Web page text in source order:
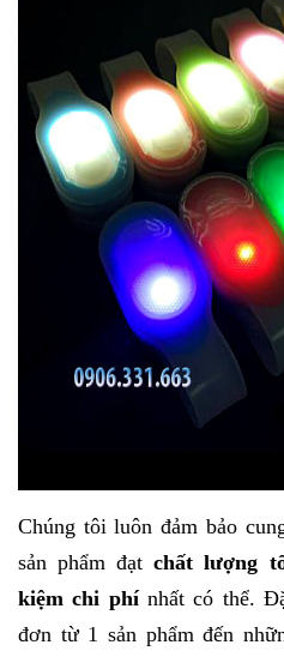
Chúng tôi luôn đảm bảo
sản phẩm đạtchất lượng
kiệm chi phínhất có thể.
đơn từ 1 sản phẩm đến